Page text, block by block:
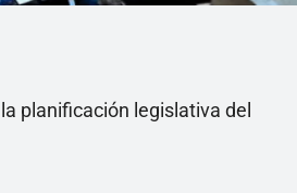
planificación legislativa del